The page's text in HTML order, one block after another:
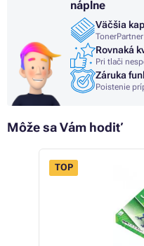
náplne
Väčšia
Rovnaká
Pri tlači
Záruka
Poistenie
Môže sa Vám hodiť
TOP